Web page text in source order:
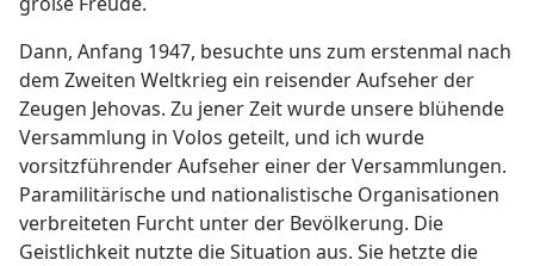
Dann, Anfang 1947, besuchte uns zum erstenmal nach
dem Zweiten Weltkrieg ein reisender Aufseher der
Zeugen Jehovas. Zu jener Zeit wurde unsere blühende
Versammlung in Volos geteilt, und ich wurde
vorsitzführender Aufseher einer der Versammlungen.
Paramilitärische und nationalistische Organisationen
verbreiteten Furcht unter der Bevölkerung. Die
Geistlichkeit nutzte die Situation aus. Sie hetzte die